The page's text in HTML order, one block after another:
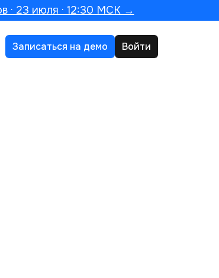
· 23 июля · 12:30 МСК →
Записаться на демо Войти